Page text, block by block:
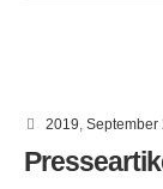
2019 September